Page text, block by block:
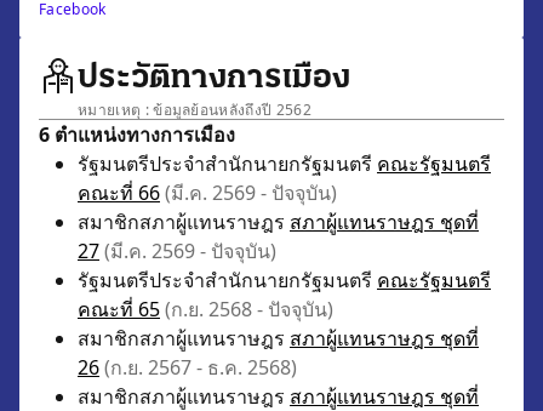
Facebook
ประวัติทางการเมือง
หมายเหตุ : ข้อมูลย้อนหลังถึงปี 2562
6 ตำแหน่งทางการเมือง
รัฐมนตรีประจำสำนักนายกรัฐมนตรี คณะรัฐมนตรี
คณะที่ 66(มี.ค. 2569 - ปัจจุบัน)
สมาชิกสภาผู้แทนราษฎร สภาผู้แทนราษฎร ชุดที่
27(มี.ค. 2569 - ปัจจุบัน)
รัฐมนตรีประจำสำนักนายกรัฐมนตรี คณะรัฐมนตรี
คณะที่ 65(ก.ย. 2568 - ปัจจุบัน)
สมาชิกสภาผู้แทนราษฎร สภาผู้แทนราษฎร ชุดที่
26(ก.ย. 2567 - ธ.ค. 2568)
สมาชิกสภาผู้แทนราษฎร สภาผู้แทนราษฎร ชุดที่